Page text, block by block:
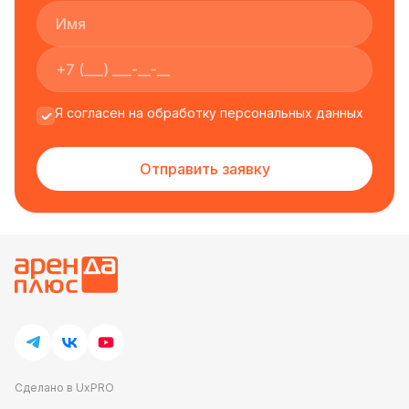
вашей свадьбе. Если вы решите выбрать наши
арки для своей выездной регистрации брака, мы
гарантируем вам высокое качество и надежность
наших услуг. Наша команда профессионалов
сделает все, чтобы ваша свадьба была
незабываемой и красивой.
Я согласен на обработку персональных данных
Отправить заявку
Сделано в UxPRO